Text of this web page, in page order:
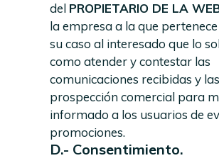
del PROPIETARIO DE LA
la empresa a la que
su caso al interesado que lo
como atender y contestar las
comunicaciones recibidas y
prospección comercial para
informado a los usuarios de
promociones.
D.- Consentimiento.